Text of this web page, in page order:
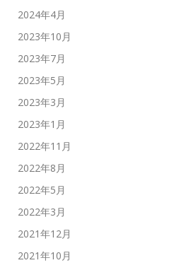
2024年4月
2023年10月
2023年7月
2023年5月
2023年3月
2023年1月
2022年11月
2022年8月
2022年5月
2022年3月
2021年12月
2021年10月